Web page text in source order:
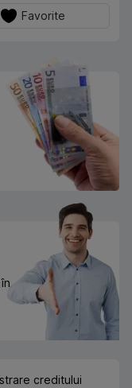
Favorite
creditului